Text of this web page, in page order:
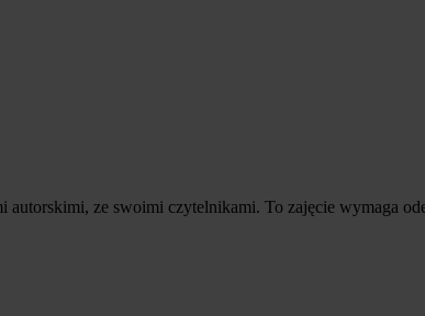
ze swoimi czytelnikami. To zajęcie wymaga